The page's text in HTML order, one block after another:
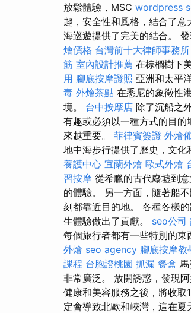
放鬆體驗，MSC wordpress
趣，安全性和風格，結合了意
海巡遊提供了完美的結合。
燴價格 台灣前十大律師事務所
筋 室內設計推薦 在棕櫚樹下
用 腳底按摩證照 亞洲和太平
毒 外燴茶點 在悉尼的象徵性
境。 台中按摩店 除了沉船之
有趣或必須以一種方式的目
來越重要。 菲律賓簽證 外燴
地中海步行提供了歷史，文化
養護中心 宜蘭外燴 歐式外燴
習按摩 從希臘的古代廢墟到
的體驗。 另一方面，隨著船
刻都靠近目的地。 各種各樣
生體驗做出了貢獻。 seo公司
每個旅行者都有一些特別的東
外燴 seo agency 腳底按摩教
課程 台胞證桃園 抓漏 餐盒
非常廣泛。 放開誘惑，發現
健康和美容服務之後，將收
定會導致北歐和峽灣，這在夏